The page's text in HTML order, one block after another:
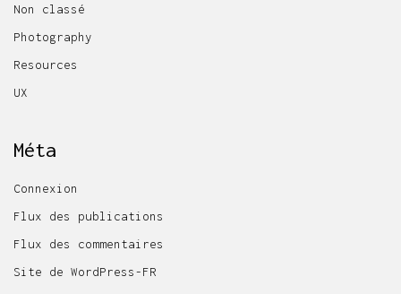
Non classé
Photography
Resources
UX
Méta
Connexion
Flux des publications
Flux des commentaires
Site de WordPress-FR